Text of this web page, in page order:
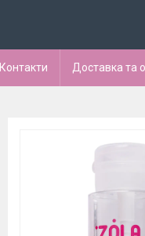
Контакти Доставка та